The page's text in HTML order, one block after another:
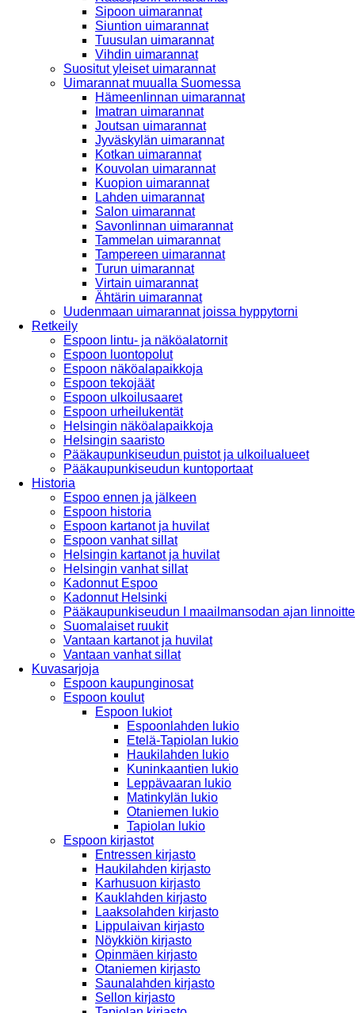
Sipoon uimarannat
Siuntion uimarannat
Tuusulan uimarannat
Vihdin uimarannat
Suositut yleiset uimarannat
Uimarannat muualla Suomessa
Hämeenlinnan uimarannat
Imatran uimarannat
Joutsan uimarannat
Jyväskylän uimarannat
Kotkan uimarannat
Kouvolan uimarannat
Kuopion uimarannat
Lahden uimarannat
Salon uimarannat
Savonlinnan uimarannat
Tammelan uimarannat
Tampereen uimarannat
Turun uimarannat
Virtain uimarannat
Ähtärin uimarannat
Uudenmaan uimarannat joissa hyppytorni
Retkeily
Espoon lintu- ja näköalatornit
Espoon luontopolut
Espoon näköalapaikkoja
Espoon tekojäät
Espoon ulkoilusaaret
Espoon urheilukentät
Helsingin näköalapaikkoja
Helsingin saaristo
Pääkaupunkiseudun puistot ja ulkoilualueet
Pääkaupunkiseudun kuntoportaat
Historia
Espoo ennen ja jälkeen
Espoon historia
Espoon kartanot ja huvilat
Espoon vanhat sillat
Helsingin kartanot ja huvilat
Helsingin vanhat sillat
Kadonnut Espoo
Kadonnut Helsinki
Pääkaupunkiseudun I maailmansodan ajan
Suomalaiset ruukit
Vantaan kartanot ja huvilat
Vantaan vanhat sillat
Kuvasarjoja
Espoon kaupunginosat
Espoon koulut
Espoon lukiot
Espoonlahden lukio
Etelä-Tapiolan lukio
Haukilahden lukio
Kuninkaantien lukio
Leppävaaran lukio
Matinkylän lukio
Otaniemen lukio
Tapiolan lukio
Espoon kirjastot
Entressen kirjasto
Haukilahden kirjasto
Karhusuon kirjasto
Kauklahden kirjasto
Laaksolahden kirjasto
Lippulaivan kirjasto
Nöykkiön kirjasto
Opinmäen kirjasto
Otaniemen kirjasto
Saunalahden kirjasto
Sellon kirjasto